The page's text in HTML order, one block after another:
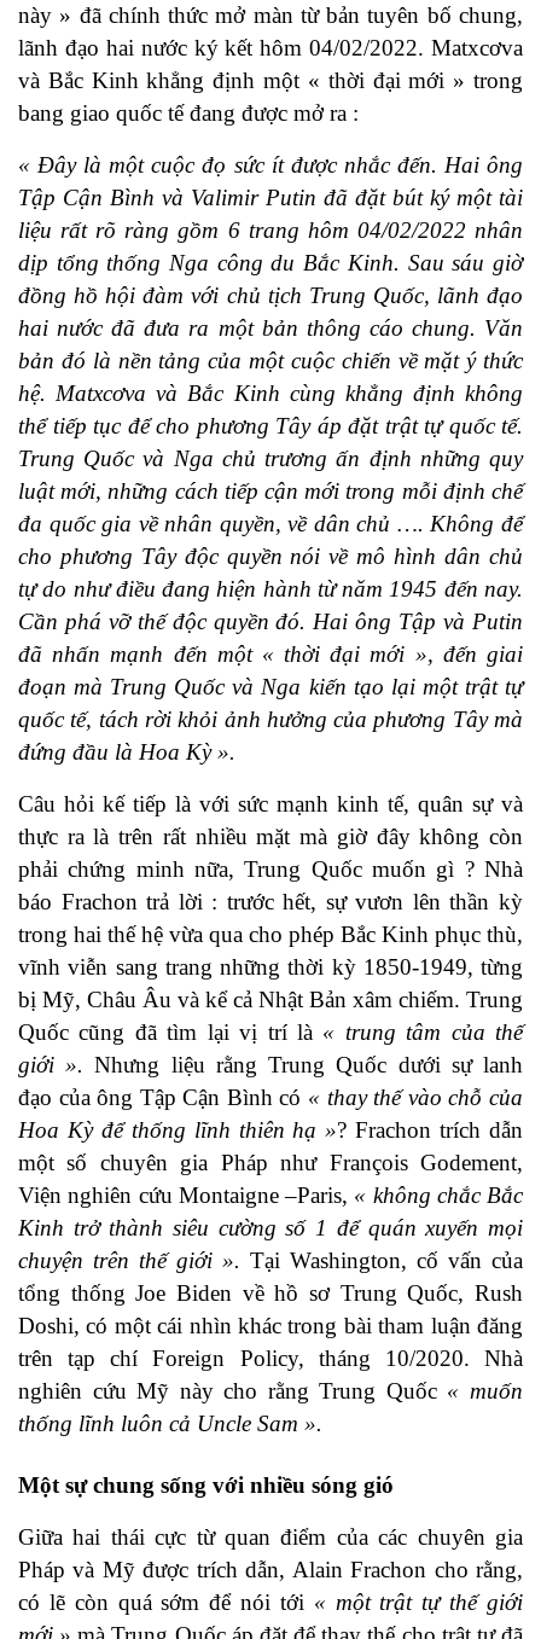
này » đã chính thức mở màn từ bản tuyên bố chung,
lãnh đạo hai nước ký kết hôm 04/02/2022. Matxcơva
và Bắc Kinh khẳng định một « thời đại mới » trong
bang giao quốc tế đang được mở ra :
« Đây là một cuộc đọ sức ít được nhắc đến. Hai ông
Tập Cận Bình và Valimir Putin đã đặt bút ký một tài
liệu rất rõ ràng gồm 6 trang hôm 04/02/2022 nhân
dịp tổng thống Nga công du Bắc Kinh. Sau sáu giờ
đồng hồ hội đàm với chủ tịch Trung Quốc, lãnh đạo
hai nước đã đưa ra một bản thông cáo chung. Văn
bản đó là nền tảng của một cuộc chiến về mặt ý thức
hệ. Matxcơva và Bắc Kinh cùng khẳng định không
thể tiếp tục để cho phương Tây áp đặt trật tự quốc tế.
Trung Quốc và Nga chủ trương ấn định những quy
luật mới, những cách tiếp cận mới trong mỗi định chế
đa quốc gia về nhân quyền, về dân chủ …. Không để
cho phương Tây độc quyền nói về mô hình dân chủ
tự do như điều đang hiện hành từ năm 1945 đến nay.
Cần phá vỡ thế độc quyền đó. Hai ông Tập và Putin
đã nhấn mạnh đến một « thời đại mới », đến giai
đoạn mà Trung Quốc và Nga kiến tạo lại một trật tự
quốc tế, tách rời khỏi ảnh hưởng của phương Tây mà
đứng đầu là Hoa Kỳ ».
Câu hỏi kế tiếp là với sức mạnh kinh tế, quân sự và
thực ra là trên rất nhiều mặt mà giờ đây không còn
phải chứng minh nữa, Trung Quốc muốn gì ? Nhà
báo Frachon trả lời : trước hết, sự vươn lên thần kỳ
trong hai thế hệ vừa qua cho phép Bắc Kinh phục thù,
vĩnh viễn sang trang những thời kỳ 1850-1949, từng
bị Mỹ, Châu Âu và kể cả Nhật Bản xâm chiếm. Trung
Quốc cũng đã tìm lại vị trí là « trung tâm của thế
giới ». Nhưng liệu rằng Trung Quốc dưới sự lanh
đạo của ông Tập Cận Bình có « thay thế vào chỗ của
Hoa Kỳ để thống lĩnh thiên hạ »? Frachon trích dẫn
một số chuyên gia Pháp như François Godement,
Viện nghiên cứu Montaigne –Paris, « không chắc Bắc
Kinh trở thành siêu cường số 1 để quán xuyến mọi
chuyện trên thế giới ». Tại Washington, cố vấn của
tổng thống Joe Biden về hồ sơ Trung Quốc, Rush
Doshi, có một cái nhìn khác trong bài tham luận đăng
trên tạp chí Foreign Policy, tháng 10/2020. Nhà
nghiên cứu Mỹ này cho rằng Trung Quốc « muốn
thống lĩnh luôn cả Uncle Sam ».
Một sự chung sống với nhiều sóng gió
Giữa hai thái cực từ quan điểm của các chuyên gia
Pháp và Mỹ được trích dẫn, Alain Frachon cho rằng,
có lẽ còn quá sớm để nói tới « một trật tự thế giới